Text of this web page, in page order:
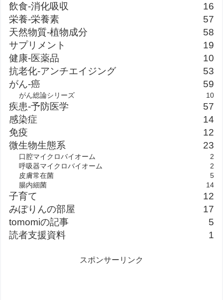
飲食-消化吸収
16
栄養-栄養素
57
天然物質-植物成分
58
サプリメント
19
健康-医薬品
10
抗老化-アンチエイジング
53
がん-癌
59
がん総論シリーズ 10
疾患-予防医学
57
感染症
14
免疫
12
微生物生態系
23
口腔マイクロバイオーム
2
呼吸器マイクロバイオーム
2
皮膚常在菌
5
腸内細菌
14
子育て
12
みぽりんの部屋
17
tomomiの記事
5
読者支援資料
1
スポンサーリンク